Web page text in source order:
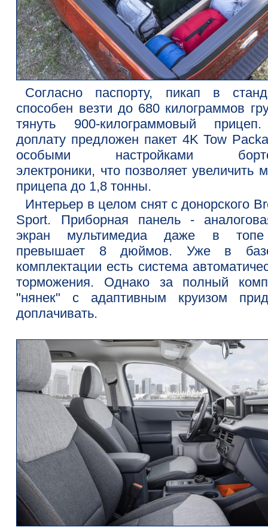
Согласно паспорту, пикап в
способен везти до 680 килограммов
тянуть 900-килограммовый
доплату предложен пакет 4K Tow
особыми настройками
электроники, что позволяет увеличить
прицепа до 1,8 тонны.
Интерьер в целом снят с донорского
Sport. Приборная панель -
экран мультимедиа даже в
превышает 8 дюймов. Уже в
комплектации есть система
торможения. Однако за полный
"нянек" с адаптивным круизом
доплачивать.